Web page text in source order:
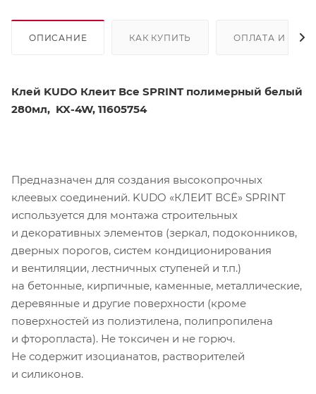
ОПИСАНИЕ КАК КУПИТЬ ОПЛАТА И
Клей KUDO Клеит Все SPRINT полимерный белый
280мл, KX-4W, 11605754
Предназначен для создания высокопрочных
клеевых соединений. KUDO «КЛЕИТ ВСЁ» SPRINT
используется для монтажа строительных
и декоративных элементов (зеркал, подоконников,
дверных порогов, систем кондиционирования
и вентиляции, лестничных ступеней и т.п.)
на бетонные, кирпичные, каменные, металлические,
деревянные и другие поверхности (кроме
поверхностей из полиэтилена, полипропилена
и фторопласта). Не токсичен и не горюч.
Не содержит изоцианатов, растворителей
и силиконов.